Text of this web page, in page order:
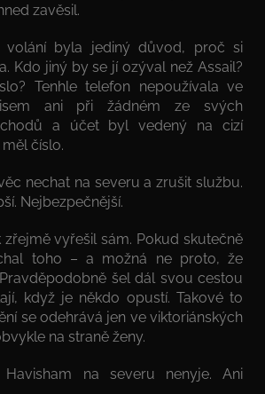
zavěsil.
volání byla jediný důvod, proč si
Kdo jiný by se jí ozýval než Assail?
Tenhle telefon nepoužívala ve
ani při žádném ze svých
a účet byl vedený na cizí
číslo.
nechat na severu a zrušit službu.
Nejbezpečnější.
vyřešil sám. Pokud skutečně
toho – a možná ne proto, že
šel dál svou cestou
když je někdo opustí. Takové to
se odehrává jen ve viktoriánských
na straně ženy.
na severu nenyje. Ani